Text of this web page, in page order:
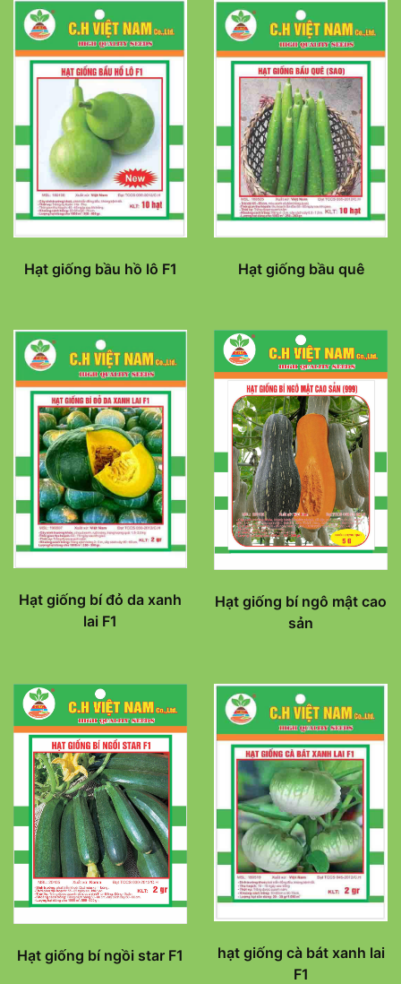
Hạt giống bầu hồ lô F1 Hạt giống bầu quê
Hạt giống bí đỏ da xanh
lai F1
Hạt giống bí ngô mật cao
sản
Hạt giống bí ngồi star F1
hạt giống cà bát xanh lai
F1